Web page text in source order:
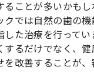
ることが多いかも
クでは自然の歯の
た治療を行ってい
するだけでなく、
を改善することが